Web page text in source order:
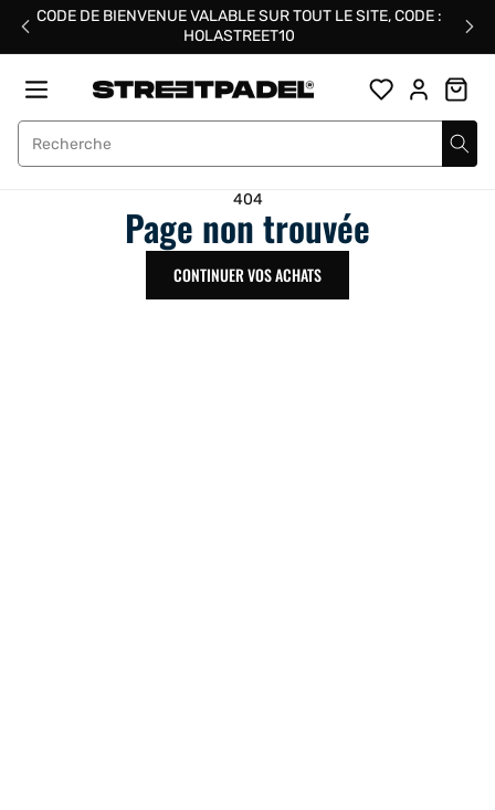
PasserCODE DE BIENVENUE VALABLE SUR TOUT LE SITE, CODE :
HOLASTREET10
Street Padel
404
Page non trouvée
CONTINUER VOS ACHATS